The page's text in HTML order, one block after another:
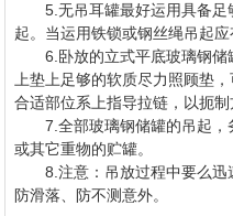
5.无吊耳罐最好运用具备足
起。当运用铁锁或钢丝绳吊起
6.卧放的立式平底玻璃钢储
上垫上足够的软质尽力照顾垫
合适部位系上指导拉链，以扼制
7.全部玻璃钢储罐的吊起，
或其它重物的贮罐。
8.注意：吊放过程中要么迅
防滑落、防不测意外。